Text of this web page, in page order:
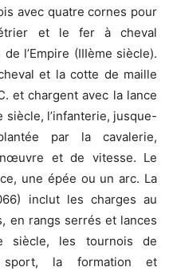
avec quatre cornes pour
et le fer à cheval
l’Empire (IIIème siècle).
et la cotte de maille
et chargent avec la lance
siècle, l’infanterie, jusque-
par la cavalerie,
et de vitesse. Le
une épée ou un arc. La
inclut les charges au
en rangs serrés et lances
siècle, les tournois de
sport, la formation et